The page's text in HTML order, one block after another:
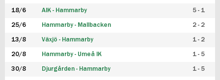
18/6 AIK - Hammarby 5 - 1
25/6 Hammarby - Mallbacken 2 - 2
13/8 Växjö - Hammarby 1 - 2
20/8 Hammarby - Umeå IK 1 - 5
30/8 Djurgården - Hammarby 1 - 5